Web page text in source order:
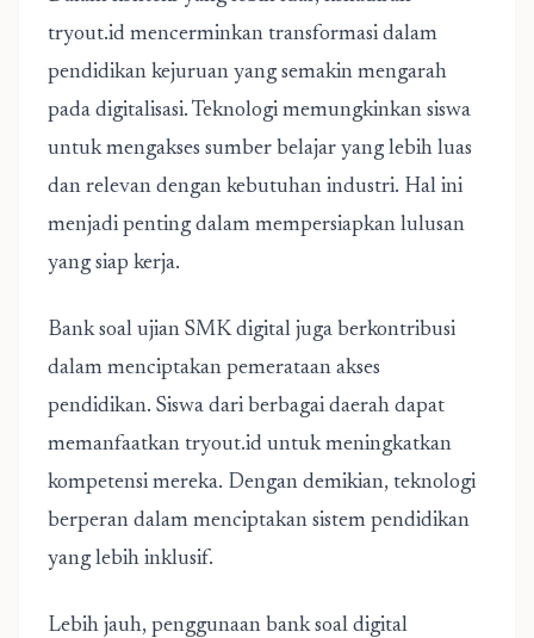
tryout.id mencerminkan transformasi dalam
pendidikan kejuruan yang semakin mengarah
pada digitalisasi. Teknologi memungkinkan siswa
untuk mengakses sumber belajar yang lebih luas
dan relevan dengan kebutuhan industri. Hal ini
menjadi penting dalam mempersiapkan lulusan
yang siap kerja.
Bank soal ujian SMK digital juga berkontribusi
dalam menciptakan pemerataan akses
pendidikan. Siswa dari berbagai daerah dapat
memanfaatkan tryout.id untuk meningkatkan
kompetensi mereka. Dengan demikian, teknologi
berperan dalam menciptakan sistem pendidikan
yang lebih inklusif.
Lebih jauh, penggunaan bank soal digital